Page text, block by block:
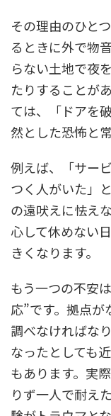
その理由のひと
るときに外で物
らない土地で夜
たりすることが
ては、「ドアを
然とした恐怖と
例えば、「サー
つく人がいた」
の遠吠えに怯え
心して休めない
きくなります。
もう一つの不安
応”です。拠点
調べなければな
なったとしても
もあります。実
りず一人で耐え